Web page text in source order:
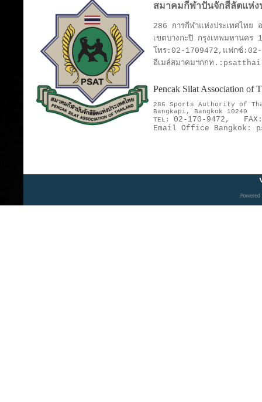
สมาคมกีฬาปันจักสีลัตแห่ง
286 การกีฬาแห่งประเทศไท
เขตบางกะปิ กรุงเทพมหานคร
โทร:02-1709472,แฟกซ์:02-
อีเมล์สมาคมฯกกท
Pencak Silat Association of
286 Sports Authority of
Bangkapi, Bangkok 10240
TEL: 02-170-9472,
FAX:
Email Office Bangkok: